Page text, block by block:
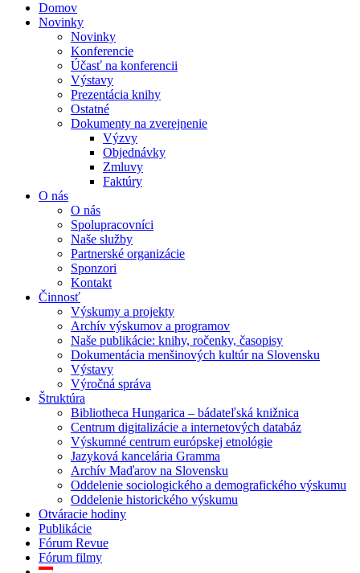
Domov
Novinky
Novinky
Konferencie
Účasť na konferencii
Výstavy
Prezentácia knihy
Ostatné
Dokumenty na zverejnenie
Výzvy
Objednávky
Zmluvy
Faktúry
O nás
O nás
Spolupracovníci
Naše služby
Partnerské organizácie
Sponzori
Kontakt
Činnosť
Výskumy a projekty
Archív výskumov a programov
Naše publikácie: knihy, ročenky, časopisy
Dokumentácia menšinových kultúr na Slovensku
Výstavy
Výročná správa
Štruktúra
Bibliotheca Hungarica – bádateľská knižnica
Centrum digitalizácie a internetových databáz
Výskumné centrum európskej etnológie
Jazyková kancelária Gramma
Archív Maďarov na Slovensku
Oddelenie sociologického a demografického výskumu
Oddelenie historického výskumu
Otváracie hodiny
Publikácie
Fórum Revue
Fórum filmy